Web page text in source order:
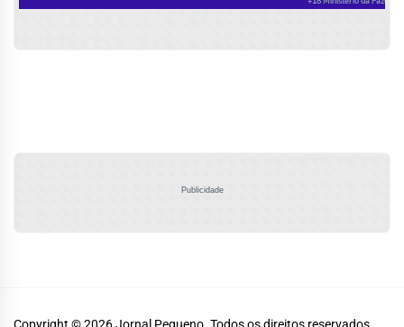
Publicidade
Copyright © 2026Jornal Pequeno. Todos os direitos reservados